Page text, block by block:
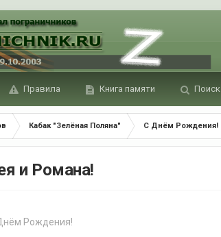
Правила Книга памяти Поиск
Кабак "Зелёная Поляна" С Днём Рождения!
и Романа!
Рождения!